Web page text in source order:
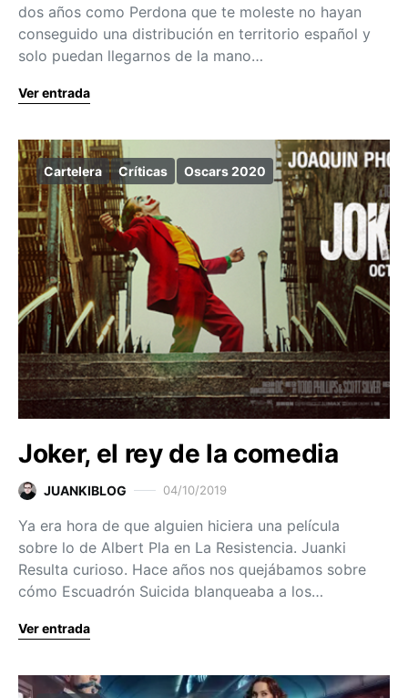
dos años como Perdona que te moleste no hayan
conseguido una distribución en territorio español y
solo puedan llegarnos de la mano…
Ver entrada
Cartelera Críticas Oscars 2020
Joker, el rey de la comedia
JUANKIBLOG 04/10/2019
Ya era hora de que alguien hiciera una película
sobre lo de Albert Pla en La Resistencia. Juanki
Resulta curioso. Hace años nos quejábamos sobre
cómo Escuadrón Suicida blanqueaba a los…
Ver entrada